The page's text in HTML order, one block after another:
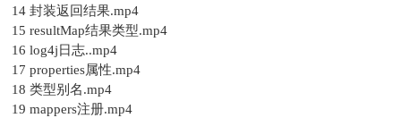
14 封装返回结果.mp4
15 resultMap结果类型.mp4
16 log4j日志..mp4
17 properties属性.mp4
18 类型别名.mp4
19 mappers注册.mp4